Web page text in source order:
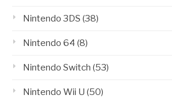
Nintendo 3DS (38)
Nintendo 64 (8)
Nintendo Switch (53)
Nintendo Wii U (50)